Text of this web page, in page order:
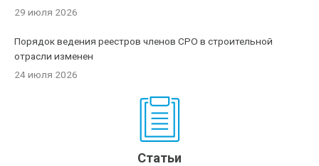
29 июля 2026
Порядок ведения реестров членов СРО в строительной
отрасли изменен
24 июля 2026
Статьи